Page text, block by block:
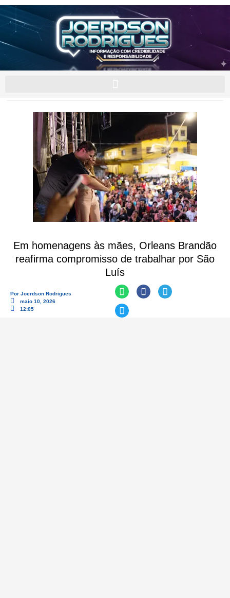
Em homenagens às mães, Orleans Brandão
reafirma compromisso de trabalhar por São
Luís
Por Joerdson Rodrigues
maio 10, 2026
12:05